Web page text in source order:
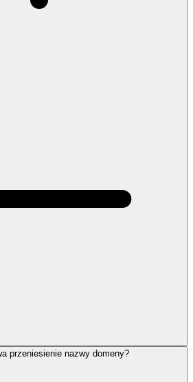
przeniesienie nazwy domeny?